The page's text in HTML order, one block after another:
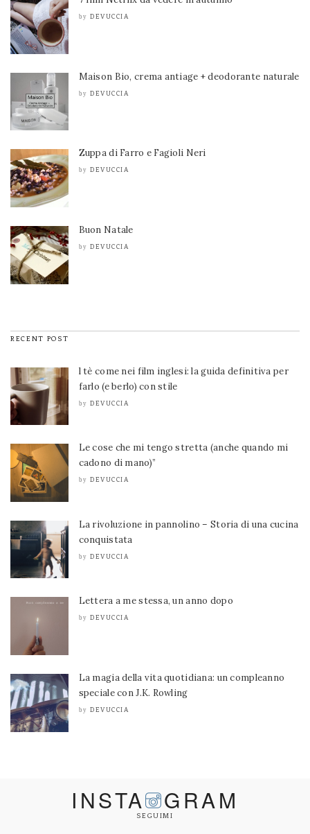
by DEVUCCIA
Maison Bio, crema antiage + deodorante naturale
by DEVUCCIA
Zuppa di Farro e Fagioli Neri
by DEVUCCIA
Buon Natale
by DEVUCCIA
RECENT POST
l tè come nei film inglesi: la guida definitiva per
farlo (e berlo) con stile
by DEVUCCIA
Le cose che mi tengo stretta (anche quando mi
cadono di mano)”
by DEVUCCIA
La rivoluzione in pannolino – Storia di una cucina
conquistata
by DEVUCCIA
Lettera a me stessa, un anno dopo
by DEVUCCIA
La magia della vita quotidiana: un compleanno
speciale con J.K. Rowling
by DEVUCCIA
INSTA GRAM
SEGUIMI